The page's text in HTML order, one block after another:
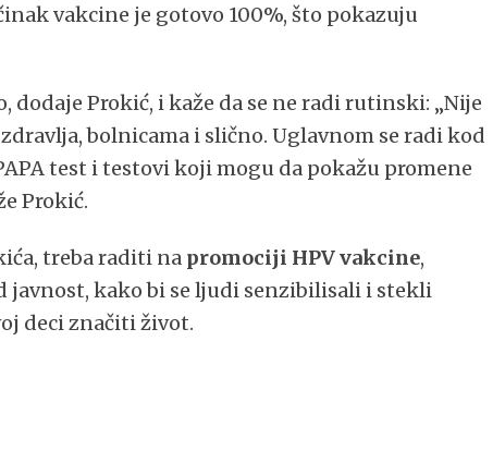
vakcine je gotovo 100%, što pokazuju
dodaje Prokić, i kaže da se ne radi rutinski: „Nije
bolnicama i slično. Uglavnom se radi kod
test i testovi koji mogu da pokažu promene
Prokić.
treba raditi na promociji HPV vakcine,
kako bi se ljudi senzibilisali i stekli
deci značiti život.